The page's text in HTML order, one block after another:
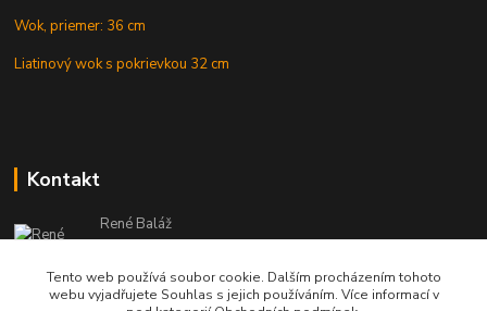
Wok, priemer: 36 cm
Liatinový wok s pokrievkou 32 cm
Kontakt
René Baláž
Eshop: +421 902 212 007
od 8:00 - do 16:00 hod
Tento web používá soubor cookie. Dalším procházením tohoto
webu vyjadřujete Souhlas s jejich používáním. Více informací v